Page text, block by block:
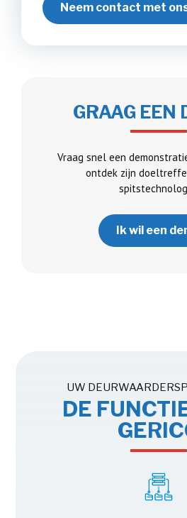
Neem contact met
GRAAG EEN
Vraag snel een
ontdek zijn
Ik wil een
UW
DE